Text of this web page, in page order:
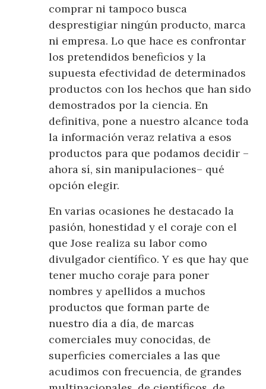
comprar ni tampoco busca
desprestigiar ningún producto, marca
ni empresa. Lo que hace es confrontar
los pretendidos beneficios y la
supuesta efectividad de determinados
productos con los hechos que han sido
demostrados por la ciencia. En
definitiva, pone a nuestro alcance toda
la información veraz relativa a esos
productos para que podamos decidir –
ahora sí, sin manipulaciones– qué
opción elegir.
En varias ocasiones he destacado la
pasión, honestidad y el coraje con el
que Jose realiza su labor como
divulgador científico. Y es que hay que
tener mucho coraje para poner
nombres y apellidos a muchos
productos que forman parte de
nuestro día a día, de marcas
comerciales muy conocidas, de
superficies comerciales a las que
acudimos con frecuencia, de grandes